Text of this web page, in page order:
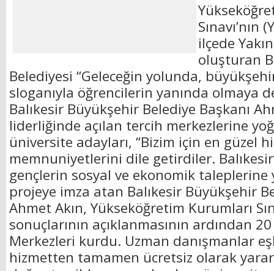
Sınavı’nın
ilçede
oluşturan
Belediyesi “Geleceğin yolunda,
sloganıyla öğrencilerin yanında olmaya
Balıkesir Büyükşehir Belediye Başkanı
liderliğinde açılan tercih merkezlerine
üniversite adayları, “Bizim için en güzel
memnuniyetlerini dile getirdiler.
gençlerin sosyal ve ekonomik
projeye imza atan Balıkesir Büyükşehir
Ahmet Akın, Yükseköğretim Kurumları
sonuçlarının açıklanmasının ardından
Merkezleri kurdu. Uzman danışmanlar
hizmetten tamamen ücretsiz olarak